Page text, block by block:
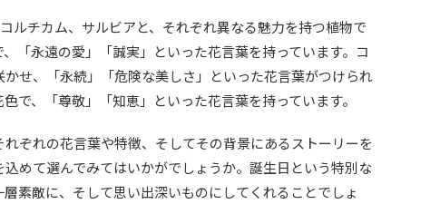
ルチカム、サルビアと、それぞれ異なる魅力を持つ植物で
「永遠の愛」「誠実」といった花言葉を持っています。コ
せ、「永続」「危険な美しさ」といった花言葉がつけられ
で、「尊敬」「知恵」といった花言葉を持っています。
ぞれの花言葉や特徴、そしてその背景にあるストーリーを
めて選んでみてはいかがでしょうか。誕生日という特別な
素敵に、そして思い出深いものにしてくれることでしょ